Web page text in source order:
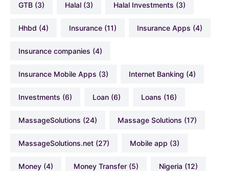
GTB (3) Halal (3) Halal Investments (3)
hhbd (4) Insurance (11) Insurance Apps (4)
Insurance companies (4)
Insurance Mobile Apps (3) Internet Banking (4)
Investments (6) Loan (6) Loans (16)
MassageSolutions (24) Massage Solutions (17)
MassageSolutions.net (27) Mobile app (3)
Money (4) Money Transfer (5) Nigeria (12)